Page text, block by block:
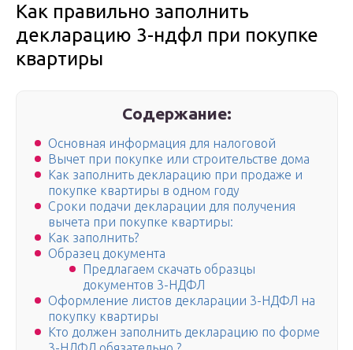
Как правильно заполнить
декларацию 3-ндфл при покупке
квартиры
Содержание:
Основная информация для налоговой
Вычет при покупке или строительстве дома
Как заполнить декларацию при продаже и
покупке квартиры в одном году
Сроки подачи декларации для получения
вычета при покупке квартиры:
Как заполнить?
Образец документа
Предлагаем скачать образцы
документов 3-НДФЛ
Оформление листов декларации 3-НДФЛ на
покупку квартиры
Кто должен заполнить декларацию по форме